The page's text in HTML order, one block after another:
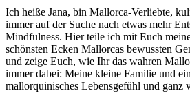
Ich heiße Jana, bin Mallorca-Verliebte,
immer auf der Suche nach etwas mehr
Mindfulness. Hier teile ich mit Euch
schönsten Ecken Mallorcas bewussten
und zeige Euch, wie Ihr das wahren
immer dabei: Meine kleine Familie und
mallorquinisches Lebensgefühl und ganz